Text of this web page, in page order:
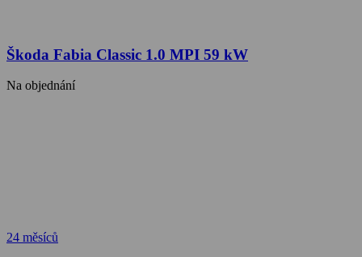
Škoda Fabia Classic 1.0 MPI 59 kW
Na objednání
24 měsíců